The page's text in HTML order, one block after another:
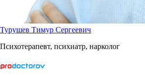
Турушев Тимур Сергеевич
Психотерапевт, психиатр, нарколог